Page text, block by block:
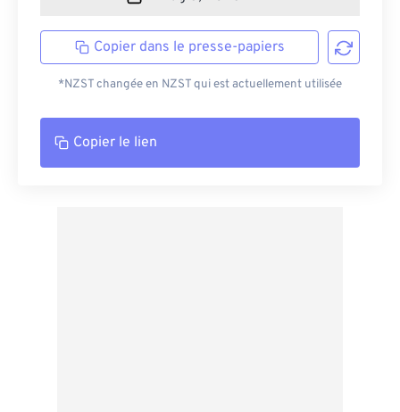
Copier dans le presse-papiers
*NZST changée en NZST qui est actuellement utilisée
Copier le lien